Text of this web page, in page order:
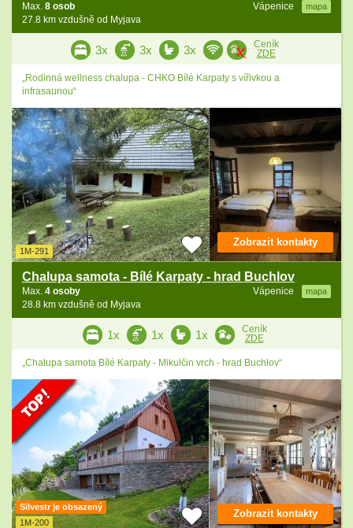
Vápenice mapa
Max. 8 osob
27.8 km vzdušně od Myjava
3x 3x 3x
Ceník
ZDE
„Rodinná wellness chalupa - CHKO Bílé Karpaty s vířivkou a
infrasaunou“
1M-291
Chalupa samota - Bílé Karpaty - hrad Buchlov
Vápenice mapa
Max. 4 osoby
28.8 km vzdušně od Myjava
Zobrazit kontakty
1x 1x 1x
Ceník
ZDE
„Chalupa samota Bílé Karpaty - Mikulčin vrch - hrad Buchlov“
Silvestr je obsazený
1M-200
Zobrazit kontakty